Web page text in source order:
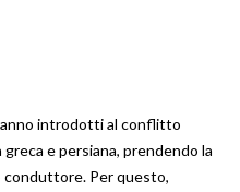
introdotti al conflitto
e persiana, prendendo la
conduttore. Per questo,